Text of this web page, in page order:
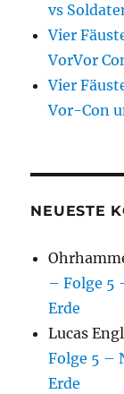
vs
Vier
VorVor
Vier
Vor-Con
NEUESTE
– Folge 5
Erde
Lucas
Folge 5 –
Erde